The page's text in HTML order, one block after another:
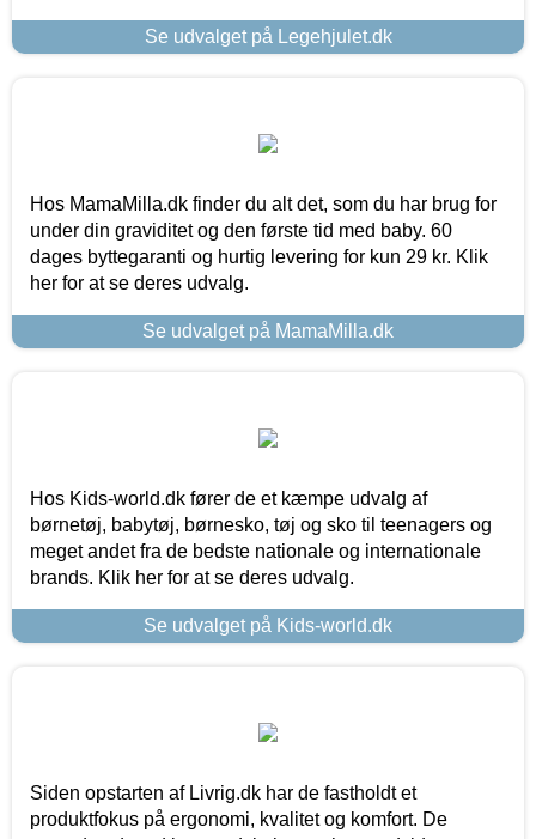
Se udvalget på Legehjulet.dk
Hos MamaMilla.dk finder du alt det, som du har brug for
under din graviditet og den første tid med baby. 60
dages byttegaranti og hurtig levering for kun 29 kr. Klik
her for at se deres udvalg.
Se udvalget på MamaMilla.dk
Hos Kids-world.dk fører de et kæmpe udvalg af
børnetøj, babytøj, børnesko, tøj og sko til teenagers og
meget andet fra de bedste nationale og internationale
brands. Klik her for at se deres udvalg.
Se udvalget på Kids-world.dk
Siden opstarten af Livrig.dk har de fastholdt et
produktfokus på ergonomi, kvalitet og komfort. De